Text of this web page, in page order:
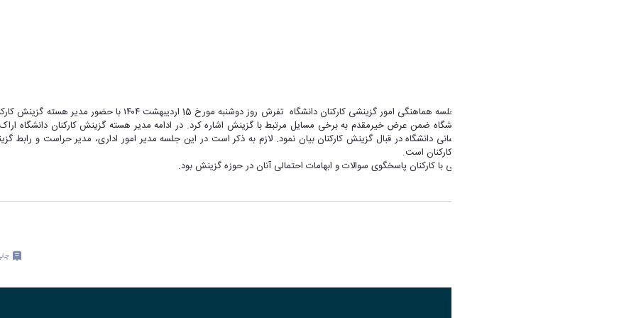
به گزرش روابط عمومی دانشگاه اراک جلسه هماهنگی امور گزینشی
ابتدای جلسه دکتر شاهوردی رئیس دانشگاه ضمن عرض خیرمقدم به برخی مسایل مرتبط با گزینش اشاره کرد. در ادامه مدیر هسته گزینش کارکنان دانشگاه
گزینشی، وظایف قانونی حوزه منابع انسانی دانشگاه در قبال گزینش کارکنان بیان نمود. لازم به ذکر است در این جلسه مدیر امور اداری، مدیر حراست و
پوشش دانشگاه اراک در حوزه گزینش کارکنان است.
در ادامه مدیر هسته گزینش طی ملاقاتی با کارکنان پاسخگوی سوالات و ابهامات احتمالی آنان در حوزه گزینش بود.